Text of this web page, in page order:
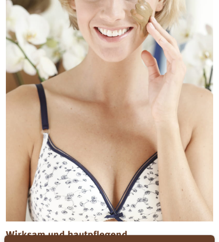
Wirksam und hautpflegend